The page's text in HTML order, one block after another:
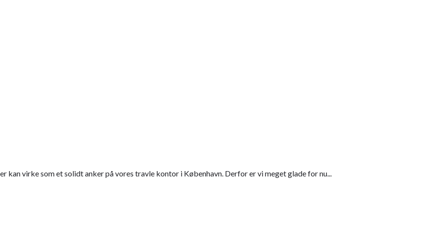
virke som et solidt anker på vores travle kontor i København. Derfor er vi meget glade for nu...